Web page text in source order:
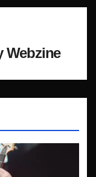
Webzine